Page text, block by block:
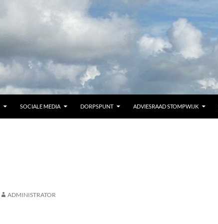
SOCIALE MEDIA DORPSPUNT ADVIESRAAD STOMPWIJK
ADMINISTRATOR